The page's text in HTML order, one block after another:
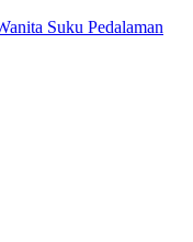
Suku Pedalaman